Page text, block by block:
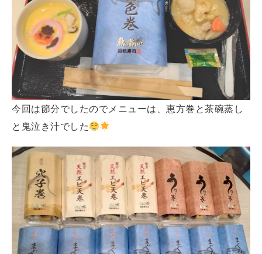
今回は節分でしたのでメニューは、恵方巻と茶碗蒸し
と鬼泣き汁でした